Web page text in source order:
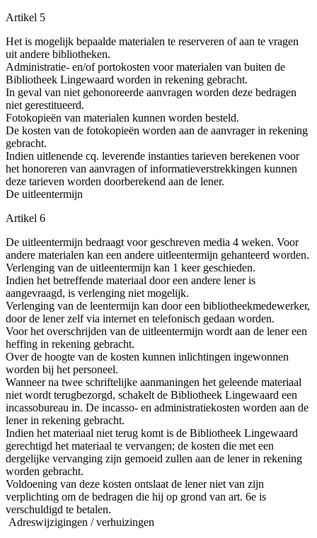
Artikel 5
Het is mogelijk bepaalde materialen te reserveren of aan te vragen
uit andere bibliotheken.
Administratie- en/of portokosten voor materialen van buiten de
Bibliotheek Lingewaard worden in rekening gebracht.
In geval van niet gehonoreerde aanvragen worden deze bedragen
niet gerestitueerd.
Fotokopieën van materialen kunnen worden besteld.
De kosten van de fotokopieën worden aan de aanvrager in rekening
gebracht.
Indien uitlenende cq. leverende instanties tarieven berekenen voor
het honoreren van aanvragen of informatieverstrekkingen kunnen
deze tarieven worden doorberekend aan de lener.
De uitleentermijn
Artikel 6
De uitleentermijn bedraagt voor geschreven media 4 weken. Voor
andere materialen kan een andere uitleentermijn gehanteerd worden.
Verlenging van de uitleentermijn kan 1 keer geschieden.
Indien het betreffende materiaal door een andere lener is
aangevraagd, is verlenging niet mogelijk.
Verlenging van de leentermijn kan door een bibliotheekmedewerker,
door de lener zelf via internet en telefonisch gedaan worden.
Voor het overschrijden van de uitleentermijn wordt aan de lener een
heffing in rekening gebracht.
Over de hoogte van de kosten kunnen inlichtingen ingewonnen
worden bij het personeel.
Wanneer na twee schriftelijke aanmaningen het geleende materiaal
niet wordt terugbezorgd, schakelt de Bibliotheek Lingewaard een
incassobureau in. De incasso- en administratiekosten worden aan de
lener in rekening gebracht.
Indien het materiaal niet terug komt is de Bibliotheek Lingewaard
gerechtigd het materiaal te vervangen; de kosten die met een
dergelijke vervanging zijn gemoeid zullen aan de lener in rekening
worden gebracht.
Voldoening van deze kosten ontslaat de lener niet van zijn
verplichting om de bedragen die hij op grond van art. 6e is
verschuldigd te betalen.
Adreswijzigingen / verhuizingen